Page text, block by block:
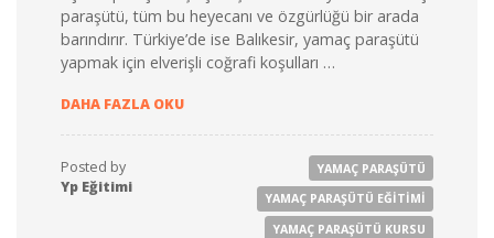
paraşütü, tüm bu heyecanı ve özgürlüğü bir arada
barındırır. Türkiye’de ise Balıkesir, yamaç paraşütü
yapmak için elverişli coğrafi koşulları …
DAHA FAZLA OKUBALIKESIR YAMAÇ PARAŞÜTÜ EĞITIMI 2025
Posted by
Yp Eğitimi
YAMAÇ PARAŞÜTÜ
YAMAÇ PARAŞÜTÜ EĞITIMI
YAMAÇ PARAŞÜTÜ KURSU